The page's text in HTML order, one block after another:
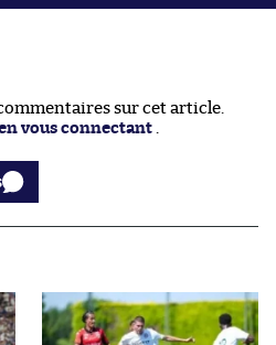
sur cet article.
vous connectant